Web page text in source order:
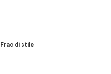
di stile